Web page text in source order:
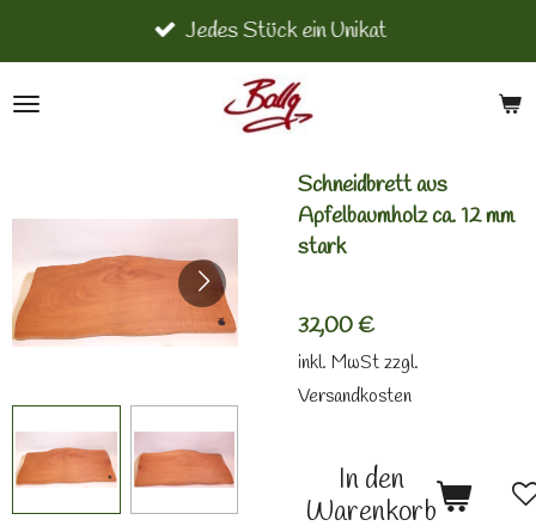
Hauptinhalt
springen
Jedes Stück ein Unikat
Schneidbrett aus
Apfelbaumholz ca. 12 mm
stark
32,00 €
inkl. MwSt zzgl.
Versandkosten
In den
Warenkorb